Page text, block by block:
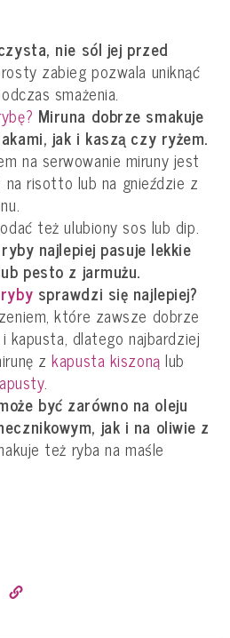
nie sól jej przed
zabieg pozwala uniknąć
smażenia.
Miruna dobrze smakuje
jak i kaszą czy ryżem.
na serwowanie miruny jest
risotto lub na gnieździe z
też ulubiony sos lub dip.
najlepiej pasuje lekkie
pesto z jarmużu.
sprawdzi się najlepiej?
które zawsze dobrze
kapusta, dlatego najbardziej
zkapusta kiszoną lub
.
być zarówno na oleju
jak i na oliwie z
też ryba na maśle